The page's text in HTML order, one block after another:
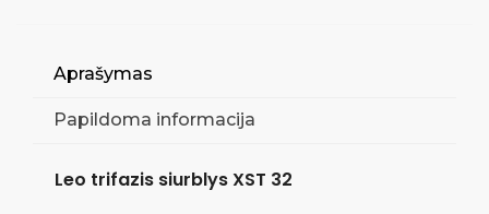
Aprašymas
Papildoma informacija
Leo trifazis siurblysXST 32